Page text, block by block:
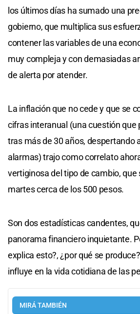
los últimos días ha sumado una
gobierno, que multiplica sus
contener las variables de una
muy compleja y con demasiadas
de alerta por atender.
La inflación que no cede y que se
cifras interanual (una cuestión que
tras más de 30 años, despertando
alarmas) trajo como correlato
vertiginosa del tipo de cambio, que
martes cerca de los 500 pesos.
Son dos estadísticas candentes,
panorama financiero inquietante.
explica esto?, ¿por qué se
influye en la vida cotidiana de las
MIRÁ TAMBIÉN